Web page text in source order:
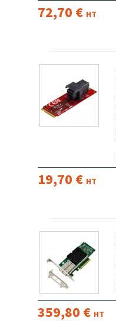
72,70 € HT
19,70 € HT
359,80 € HT